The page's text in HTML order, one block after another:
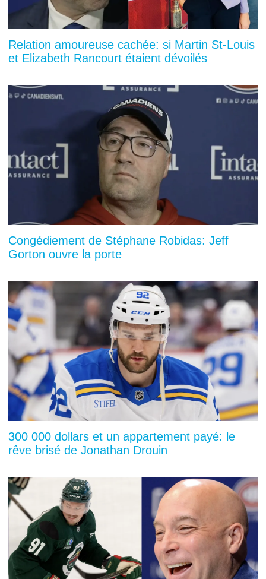
Relation amoureuse cachée: si Martin St-Louis
et Elizabeth Rancourt étaient dévoilés
Congédiement de Stéphane Robidas: Jeff
Gorton ouvre la porte
300 000 dollars et un appartement payé: le
rêve brisé de Jonathan Drouin